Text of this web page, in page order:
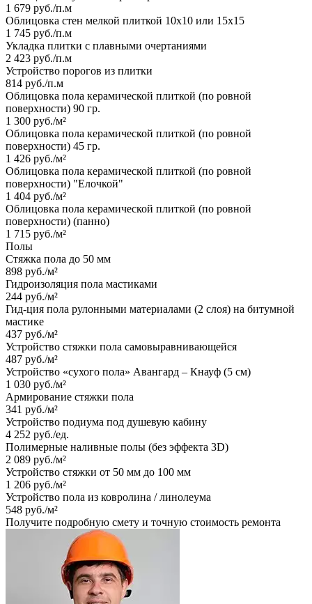
1 679 руб./п.м
Облицовка стен мелкой плиткой 10х10 или 15х15
1 745 руб./п.м
Укладка плитки с плавными очертаниями
2 423 руб./п.м
Устройство порогов из плитки
814 руб./п.м
Облицовка пола керамической плиткой (по ровной
поверхности) 90 гр.
1 300 руб./м²
Облицовка пола керамической плиткой (по ровной
поверхности) 45 гр.
1 426 руб./м²
Облицовка пола керамической плиткой (по ровной
поверхности) "Елочкой"
1 404 руб./м²
Облицовка пола керамической плиткой (по ровной
поверхности) (панно)
1 715 руб./м²
Полы
Стяжка пола до 50 мм
898 руб./м²
Гидроизоляция пола мастиками
244 руб./м²
Гид-ция пола рулонными материалами (2 слоя) на битумной
мастике
437 руб./м²
Устройство стяжки пола самовыравнивающейся
487 руб./м²
Устройство «сухого пола» Авангард – Кнауф (5 cм)
1 030 руб./м²
Армирование стяжки пола
341 руб./м²
Устройство подиума под душевую кабину
4 252 руб./ед.
Полимерные наливные полы (без эффекта 3D)
2 089 руб./м²
Устройство стяжки от 50 мм до 100 мм
1 206 руб./м²
Устройство пола из ковролина / линолеума
548 руб./м²
Получите подробную смету и точную стоимость ремонта